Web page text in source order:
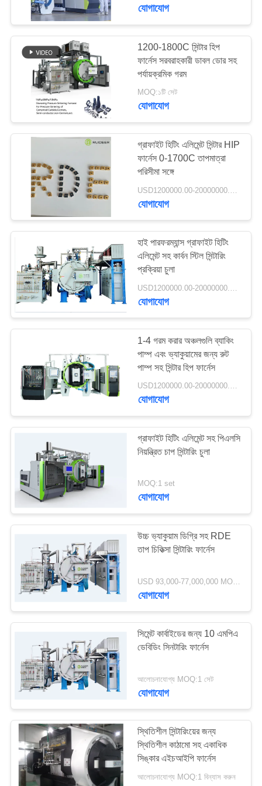
নিয়ন্ত্রণ
আমাদের
যোগাযোগ
একটি
উদ্ধৃতি
অনুরোধ
করুন
সাইট
গোপনীয়তা
নীতি
ভ্যাকুয়াম সিন্টারিং ফার্নেস
এমআইএম সিনটারিং ফার্নেস
ধাতু সিনটারিং চুল্লি
শিল্প ভ্যাকুয়াম ফার্নেস
40
উচ্চ তাপমাত্রা ভ্যাকুয়াম
ভ্যাকুয়াম তাপ চিকিত্সা চুল্লি
যোগাযোগ
1200-1800C সিন্টার হিপ
ফার্নেস সরবরাহকারী ডাবল ডোর সহ
পর্যায়ক্রমিক গরম
MOQ:১টি সেট
যোগাযোগ
গ্রাফাইট হিটিং এলিমেন্ট সিন্টার HIP
ফার্নেস 0-1700C তাপমাত্রা
পরিসীমা সঙ্গে
যোগাযোগ
হাই পারফরম্যান্স গ্রাফাইট হিটিং
এলিমেন্ট সহ কার্বন স্টিল সিন্টারিং
প্রক্রিয়া চুলা
USD1200000.00-20000000.00 MOQ:1 set
যোগাযোগ
1-4 গরম করার অঞ্চলগুলি ব্যাকিং
পাম্প এবং ভ্যাকুয়ামের জন্য রুট
পাম্প সহ সিন্টার হিপ ফার্নেস
USD1200000.00-20000000.00 MOQ:1 set
যোগাযোগ
গ্রাফাইট হিটিং এলিমেন্ট সহ পিএলসি
নিয়ন্ত্রিত চাপ সিন্টারিং চুলা
MOQ:1 set
যোগাযোগ
উচ্চ ভ্যাকুয়াম ডিগ্রি সহ RDE
তাপ চিকিত্সা সিন্টারিং ফার্নেস
যোগাযোগ
সিমেন্ট কার্বাইডের জন্য 10 এমপিএ
ডেবিডিং সিনটারিং ফার্নেস
আলোচনাযোগ্য MOQ:1 সেট
যোগাযোগ
স্থিতিশীল সিন্টারিংয়ের জন্য
স্থিতিশীল কাঠামো সহ একাধিক
সিঙ্কার এইচআইপি ফার্নেস
আলোচনাযোগ্য MOQ:1 বিন্যাস করুন